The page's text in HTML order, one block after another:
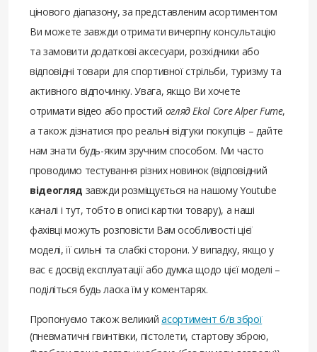
цінового діапазону, за представленим асортиментом
Ви можете завжди отримати вичерпну консультацію
та замовити додаткові аксесуари, розхідники або
відповідні товари для спортивної стрільби, туризму та
активного відпочинку. Увага, якщо Ви хочете
отримати відео або простий огляд Ekol Core Alper Fume,
а також дізнатися про реальні відгуки покупців – дайте
нам знати будь-яким зручним способом. Ми часто
проводимо тестування різних новинок (відповідний
відеогляд завжди розміщується на нашому Youtube
каналі і тут, тобто в описі картки товару), а наші
фахівці можуть розповісти Вам особливості цієї
моделі, її сильні та слабкі сторони. У випадку, якщо у
вас є досвід експлуатації або думка щодо цієї моделі –
поділіться будь ласка їм у коментарях.
Пропонуємо також великийасортимент б/в зброї
(пневматичні гвинтівки, пістолети, стартову зброю,